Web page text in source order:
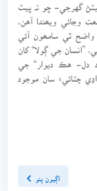
گهرجي- ڇو تہ ڀيٽ
وڃائي ويھندا آهن.
ٿي سامھون آئي
جي ڳولا“ کان
دل- هڪ ديوار“ جي
چٽائيءَ سان موجود
اڳيون پنو